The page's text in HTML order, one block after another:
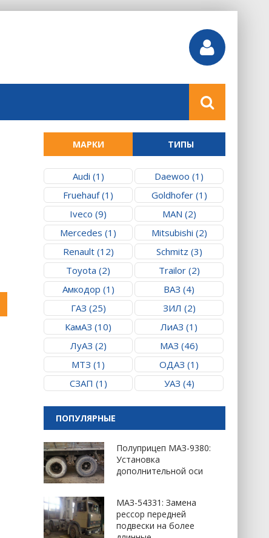
МАРКИ ТИПЫ
Audi (1)
Daewoo (1)
Fruehauf (1)
Goldhofer (1)
Iveco (9)
MAN (2)
Mercedes (1)
Mitsubishi (2)
Renault (12)
Schmitz (3)
Toyota (2)
Trailor (2)
Амкодор (1)
ВАЗ (4)
ГАЗ (25)
ЗИЛ (2)
КамАЗ (10)
ЛиАЗ (1)
ЛуАЗ (2)
МАЗ (46)
МТЗ (1)
ОДАЗ (1)
СЗАП (1)
УАЗ (4)
ПОПУЛЯРНЫЕ
Полуприцеп МАЗ-9380:
Установка
дополнительной оси
МАЗ-54331: Замена
рессор передней
подвески на более